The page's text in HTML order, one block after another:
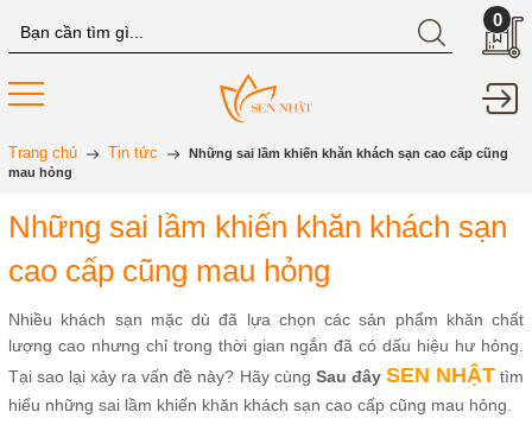
0
Trang chủ Tin tức
Những sai lầm khiến khăn khách sạn cao cấp cũng
mau hỏng
Những sai lầm khiến khăn khách sạn
cao cấp cũng mau hỏng
Nhiều khách sạn mặc dù đã lựa chọn các sản phẩm khăn chất
lượng cao nhưng chỉ trong thời gian ngắn đã có dấu hiệu hư hỏng.
Tại sao lại xảy ra vấn đề này? Hãy cùng Sau đây SEN NHẬT tìm
hiểu những sai lầm khiến khăn khách sạn cao cấp cũng mau hỏng.